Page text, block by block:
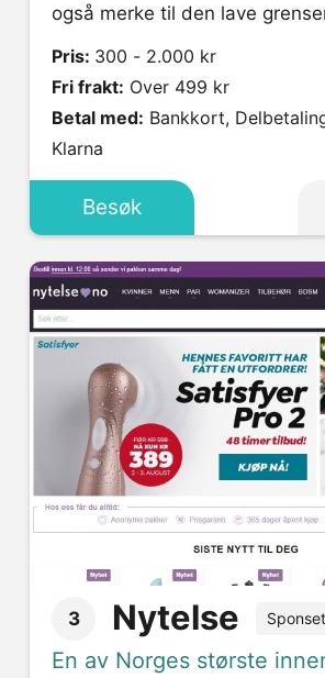
også merke til den lave
Pris: 300 - 2.000 kr
Fri frakt: Over 499 kr
Betal med:
Klarna
Besøk
3 Nytelse Sponset
En av Norges største